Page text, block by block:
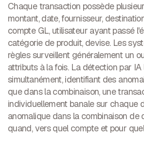
Chaque transaction possède
montant, date, fournisseur,
compte GL, utilisateur ayant passé
catégorie de produit, devise. Les
règles surveillent généralement un
attributs à la fois. La détection par
simultanément, identifiant des
que dans la combinaison, une
individuellement banale sur chaque
anomalique dans la combinaison de
quand, vers quel compte et pour